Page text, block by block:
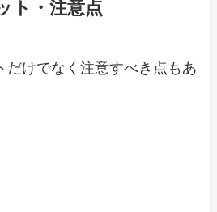
ト・注意点
だけでなく注意すべき点もあ